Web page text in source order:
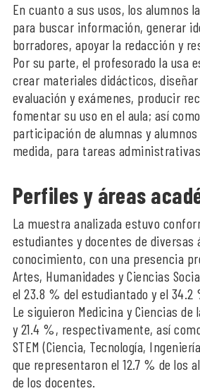
En cuanto a sus usos, los alumnos
para buscar información, generar
borradores, apoyar la redacción y
Por su parte, el profesorado la usa
crear materiales didácticos,
evaluación y exámenes, producir
fomentar su uso en el aula; así
participación de alumnas y
medida, para tareas
Perfiles y áreas
La muestra analizada estuvo
estudiantes y docentes de diversas
conocimiento, con una presencia
Artes, Humanidades y Ciencias
el 23.8 % del estudiantado y el 34.2
Le siguieron Medicina y Ciencias de
y 21.4 %, respectivamente, así
STEM (Ciencia, Tecnología,
que representaron el 12.7 % de los
de los docentes.